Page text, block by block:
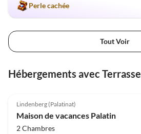
Perle cachée
Tout Voir
Hébergements avec Terrasse
Lindenberg (Palatinat)
Maison de vacances Palatin
2 Chambres